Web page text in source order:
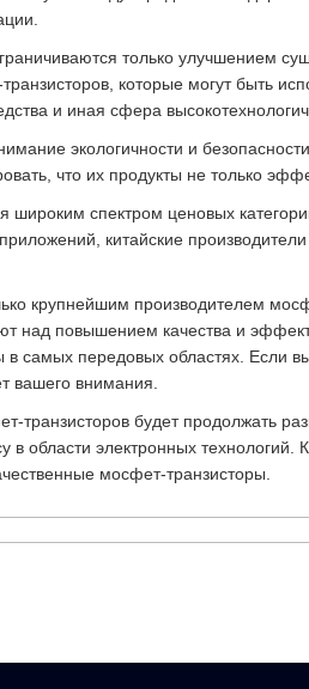
только улучшением
которые могут быть
и иная сфера
экологичности и
что их продукты не только
широким спектром ценовых
китайские
крупнейшим производителем
над повышением качества и
в самых передовых областях.
вашего внимания.
будет продолжать
области электронных технологий.
мосфет-транзисторы.